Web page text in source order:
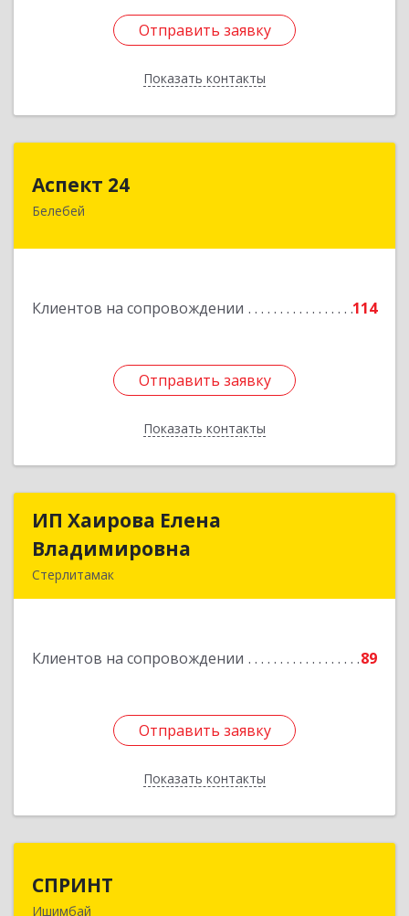
Отправить заявку
Показать контакты
Отправить заявку
Назад
Аспект 24
Белебей
Клиентов на сопровождении 114
Отправить заявку
Показать контакты
452000, Башкортостан Респ, Белебей г, им
Отправить заявку
Назад
ИП Хаирова Елена
Владимировна
Стерлитамак
Клиентов на сопровождении 89
Отправить заявку
Показать контакты
ИП Хаирова Елена
Отправить заявку
Назад
СПРИНТ
Ишимбай